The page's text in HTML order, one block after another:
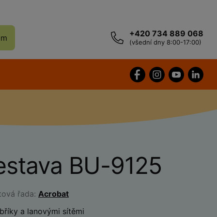
+420 734 889 068
(všední dny 8:00-17:00)
BU-9125
řada: Acrobat
a lanovými sítěmi